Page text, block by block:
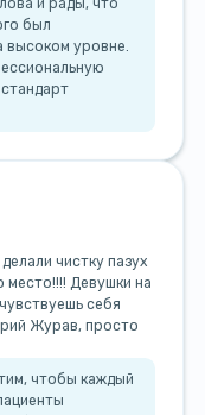
и рады, что
был
высоком уровне.
чистку пазух
место!!!! Девушки на
себя
Журав, просто
чтобы каждый